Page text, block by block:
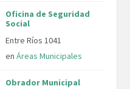
Oficina de Seguridad
Social
Entre Ríos 1041
en Áreas Municipales
Obrador Municipal